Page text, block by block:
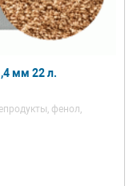
мм 22 л.
фенол,